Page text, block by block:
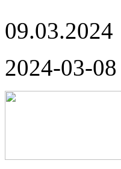
09.03.2024
2024-03-